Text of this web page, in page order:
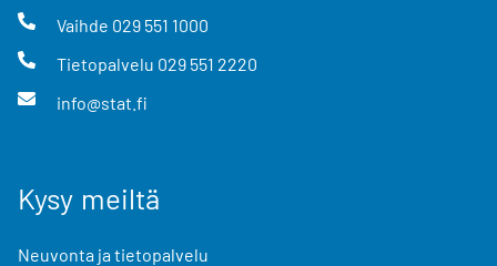
Vaihde 029 551 1000
Tietopalvelu 029 551 2220
info@stat.fi
Kysy meiltä
Neuvonta ja tietopalvelu